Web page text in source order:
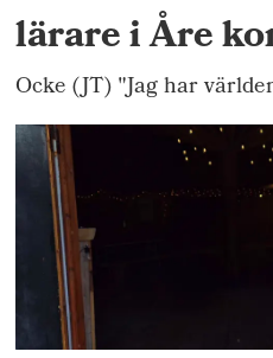
lärare i Åre
Ocke (JT) "Jag har